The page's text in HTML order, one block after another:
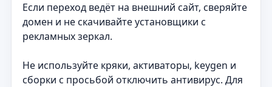
Если переход ведёт на внешний сайт, сверяйте
домен и не скачивайте установщики с
рекламных зеркал.
Не используйте кряки, активаторы, keygen и
сборки с просьбой отключить антивирус. Для